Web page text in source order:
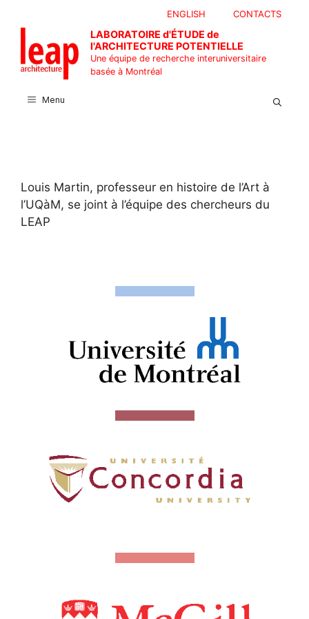
contenu
CONTACTS
ENGLISH
LABORATOIRE d'ÉTUDE de
l'ARCHITECTURE POTENTIELLE
Une équipe de recherche interuniversitaire
basée à Montréal
Menu
Louis Martin, professeur en histoire de l’Art à
l’UQàM, se joint à l’équipe des chercheurs du
LEAP